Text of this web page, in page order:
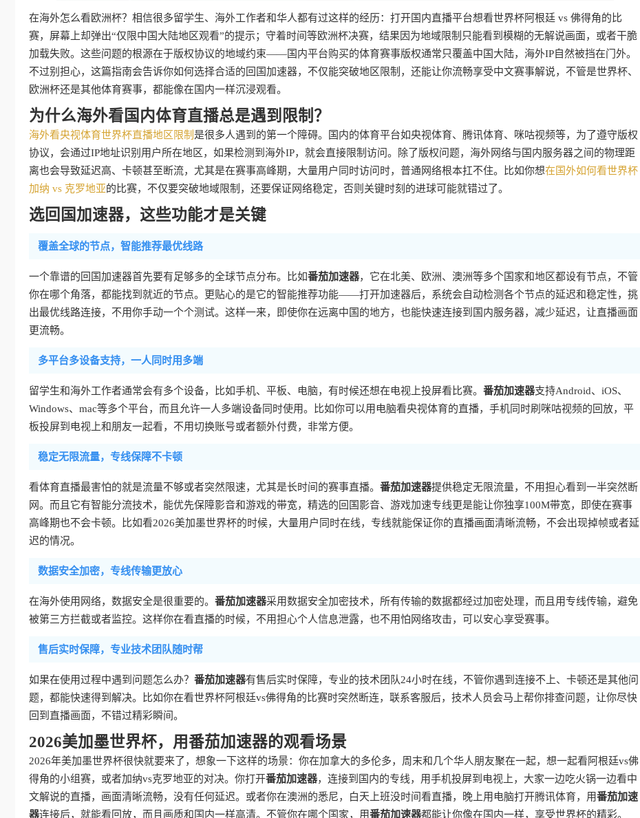
在海外怎么看欧洲杯？相信很多留学生、海外工作者和华人都有过这样的经历：打开国内直播平台想看世界杯阿根廷 vs 佛得角的比
赛，屏幕上却弹出“仅限中国大陆地区观看”的提示；守着时间等欧洲杯决赛，结果因为地域限制只能看到模糊的无解说画面，或者干脆
加载失败。这些问题的根源在于版权协议的地域约束——国内平台购买的体育赛事版权通常只覆盖中国大陆，海外IP自然被挡在门外。
不过别担心，这篇指南会告诉你如何选择合适的回国加速器，不仅能突破地区限制，还能让你流畅享受中文赛事解说，不管是世界杯、
欧洲杯还是其他体育赛事，都能像在国内一样沉浸观看。
为什么海外看国内体育直播总是遇到限制？
海外看央视体育世界杯直播地区限制是很多人遇到的第一个障碍。国内的体育平台如央视体育、腾讯体育、咪咕视频等，为了遵守版权
协议，会通过IP地址识别用户所在地区，如果检测到海外IP，就会直接限制访问。除了版权问题，海外网络与国内服务器之间的物理距
离也会导致延迟高、卡顿甚至断流，尤其是在赛事高峰期，大量用户同时访问时，普通网络根本扛不住。比如你想在国外如何看世界杯
加纳 vs 克罗地亚的比赛，不仅要突破地域限制，还要保证网络稳定，否则关键时刻的进球可能就错过了。
选回国加速器，这些功能才是关键
覆盖全球的节点，智能推荐最优线路
一个靠谱的回国加速器首先要有足够多的全球节点分布。比如番茄加速器，它在北美、欧洲、澳洲等多个国家和地区都设有节点，不管
你在哪个角落，都能找到就近的节点。更贴心的是它的智能推荐功能——打开加速器后，系统会自动检测各个节点的延迟和稳定性，挑
出最优线路连接，不用你手动一个个测试。这样一来，即使你在远离中国的地方，也能快速连接到国内服务器，减少延迟，让直播画面
更流畅。
多平台多设备支持，一人同时用多端
留学生和海外工作者通常会有多个设备，比如手机、平板、电脑，有时候还想在电视上投屏看比赛。 番茄加速器支持Android、iOS、
Windows、mac等多个平台，而且允许一人多端设备同时使用。比如你可以用电脑看央视体育的直播，手机同时刷咪咕视频的回放，平
板投屏到电视上和朋友一起看，不用切换账号或者额外付费，非常方便。
稳定无限流量，专线保障不卡顿
看体育直播最害怕的就是流量不够或者突然限速，尤其是长时间的赛事直播。 番茄加速器提供稳定无限流量，不用担心看到一半突然断
网。而且它有智能分流技术，能优先保障影音和游戏的带宽，精选的回国影音、游戏加速专线更是能让你独享100M带宽，即使在赛事
高峰期也不会卡顿。比如看2026美加墨世界杯的时候，大量用户同时在线，专线就能保证你的直播画面清晰流畅，不会出现掉帧或者延
迟的情况。
数据安全加密，专线传输更放心
在海外使用网络，数据安全是很重要的。 番茄加速器采用数据安全加密技术，所有传输的数据都经过加密处理，而且用专线传输，避免
被第三方拦截或者监控。这样你在看直播的时候，不用担心个人信息泄露，也不用怕网络攻击，可以安心享受赛事。
售后实时保障，专业技术团队随时帮
如果在使用过程中遇到问题怎么办？ 番茄加速器有售后实时保障，专业的技术团队24小时在线，不管你遇到连接不上、卡顿还是其他问
题，都能快速得到解决。比如你在看世界杯阿根廷vs佛得角的比赛时突然断连，联系客服后，技术人员会马上帮你排查问题，让你尽快
回到直播画面，不错过精彩瞬间。
2026美加墨世界杯，用番茄加速器的观看场景
2026年美加墨世界杯很快就要来了，想象一下这样的场景：你在加拿大的多伦多，周末和几个华人朋友聚在一起，想一起看阿根廷vs佛
得角的小组赛，或者加纳vs克罗地亚的对决。你打开番茄加速器，连接到国内的专线，用手机投屏到电视上，大家一边吃火锅一边看中
文解说的直播，画面清晰流畅，没有任何延迟。或者你在澳洲的悉尼，白天上班没时间看直播，晚上用电脑打开腾讯体育，用番茄加速
器连接后，就能看回放，而且画质和国内一样高清。不管你在哪个国家，用番茄加速器都能让你像在国内一样，享受世界杯的精彩。